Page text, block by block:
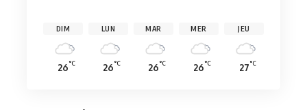
DIM
26°C
LUN
26°C
MAR
26°C
MER
26°C
JEU
27°C